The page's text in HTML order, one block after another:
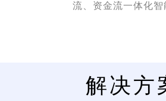
流、资金流一体化智
解决方